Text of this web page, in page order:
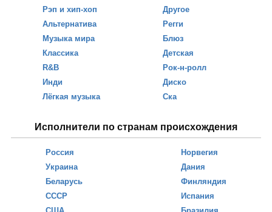
Рэп и хип-хоп
Альтернатива
Музыка мира
Классика
R&B
Инди
Лёгкая музыка
Другое
Регги
Блюз
Детская
Рок-н-ролл
Диско
Ска
Исполнители по странам происхождения
Россия
Украина
Беларусь
СССР
Норвегия
Дания
Финляндия
Испания